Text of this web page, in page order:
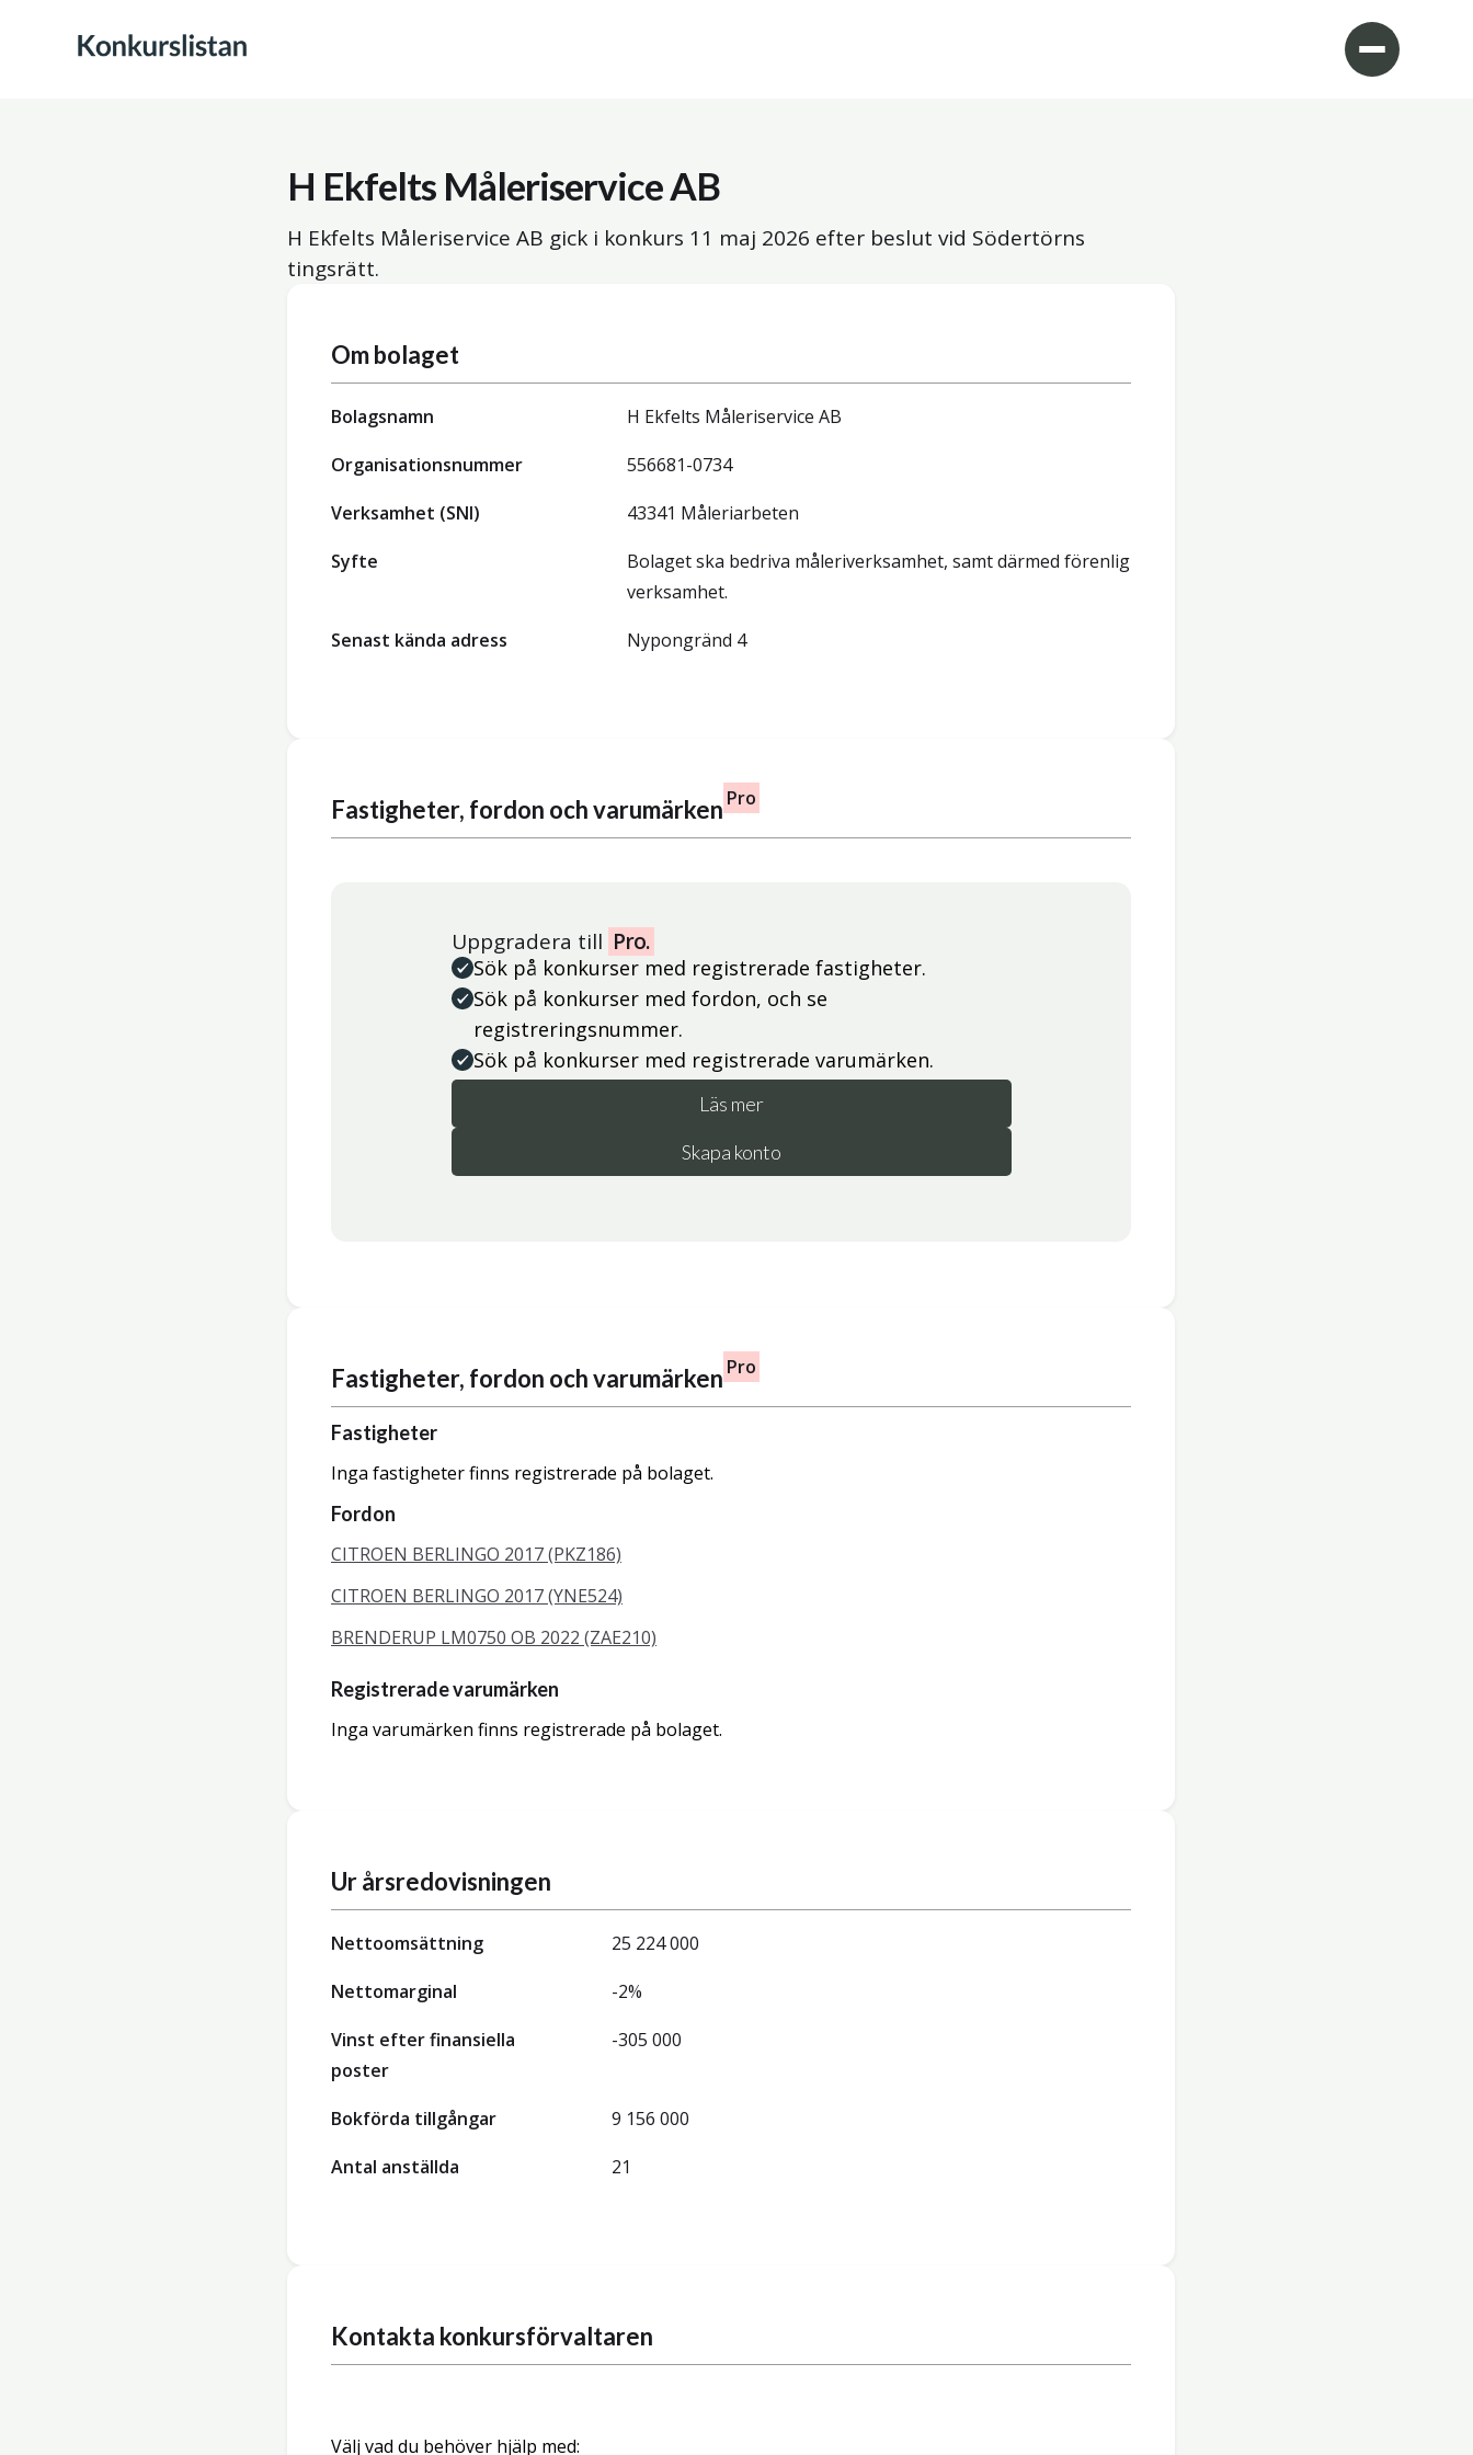
H Ekfelts Måleriservice AB
H Ekfelts Måleriservice AB gick i konkurs 11 maj 2026 efter beslut vid Södertörns
tingsrätt.
Om bolaget
Bolagsnamn
H Ekfelts Måleriservice AB
Organisationsnummer
556681-0734
Verksamhet (SNI)
43341 Måleriarbeten
Syfte
Bolaget ska bedriva måleriverksamhet, samt därmed förenlig
verksamhet.
Senast kända adress
Nypongränd 4
Fastigheter, fordon och varumärken Pro
Uppgradera till Pro.
Sök på konkurser med registrerade fastigheter.
Sök på konkurser med fordon, och se
registreringsnummer.
Sök på konkurser med registrerade varumärken.
Läs mer
Skapa konto
Fastigheter, fordon och varumärken Pro
Fastigheter
Inga fastigheter finns registrerade på bolaget.
Fordon
CITROEN BERLINGO 2017 (PKZ186)
CITROEN BERLINGO 2017 (YNE524)
BRENDERUP LM0750 OB 2022 (ZAE210)
Registrerade varumärken
Inga varumärken finns registrerade på bolaget.
Ur årsredovisningen
Nettoomsättning
25 224 000
Nettomarginal
-2%
Vinst efter finansiella
poster
-305 000
Bokförda tillgångar
9 156 000
Antal anställda
21
Kontakta konkursförvaltaren
Välj vad du behöver hjälp med: